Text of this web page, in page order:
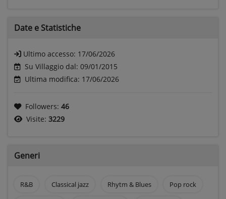
Date e Statistiche
Ultimo accesso: 17/06/2026
Su Villaggio dal: 09/01/2015
Ultima modifica: 17/06/2026
Followers: 46
Visite: 3229
Generi
R&B Classical jazz Rhytm & Blues Pop rock